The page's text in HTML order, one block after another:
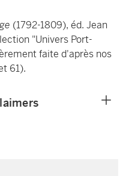
(1792-1809), éd. Jean
"Univers Port-
faite d'après nos
61).